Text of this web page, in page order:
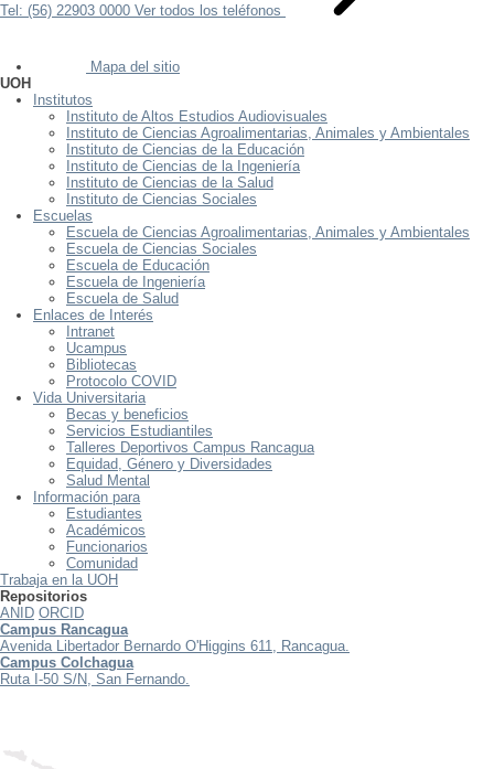
Tel: (56) 22903 0000 Ver todos los teléfonos
Mapa del sitio
UOH
Institutos
Instituto de Altos Estudios Audiovisuales
Instituto de Ciencias Agroalimentarias, Animales y Ambientales
Instituto de Ciencias de la Educación
Instituto de Ciencias de la Ingeniería
Instituto de Ciencias de la Salud
Instituto de Ciencias Sociales
Escuelas
Escuela de Ciencias Agroalimentarias, Animales y Ambientales
Escuela de Ciencias Sociales
Escuela de Educación
Escuela de Ingeniería
Escuela de Salud
Enlaces de Interés
Intranet
Ucampus
Bibliotecas
Protocolo COVID
Vida Universitaria
Becas y beneficios
Servicios Estudiantiles
Talleres Deportivos Campus Rancagua
Equidad, Género y Diversidades
Salud Mental
Información para
Estudiantes
Académicos
Funcionarios
Comunidad
Trabaja en la UOH
Repositorios
ANID ORCID
Campus Rancagua
Avenida Libertador Bernardo O'Higgins 611, Rancagua.
Campus Colchagua
Ruta I-50 S/N, San Fernando.